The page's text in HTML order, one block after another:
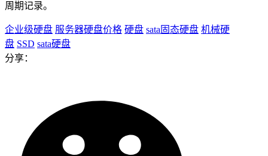
周期记录。
企业级硬盘 服务器硬盘价格 硬盘 sata固态硬盘 机械硬
盘 SSD sata硬盘
分享：